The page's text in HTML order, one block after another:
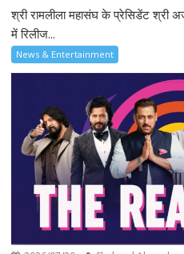
श्री रामलीला महासंघ के प्रेसिडेंट श्री
में रिलीज...
News & Entertainment